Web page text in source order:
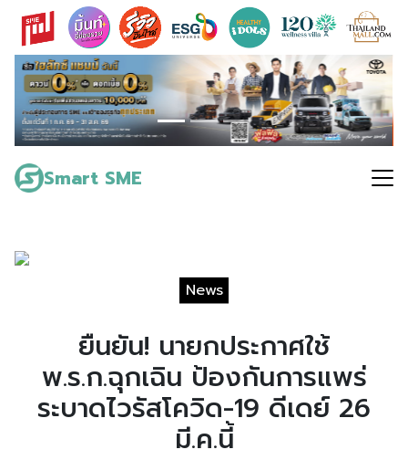
Skip
content
Smart SME
Search
for:
News
ยืนยัน! นายกประกาศใช้
พ.ร.ก.ฉุกเฉิน ป้องกันการแพร่
ระบาดไวรัสโควิด-19 ดีเดย์ 26
มี.ค.นี้